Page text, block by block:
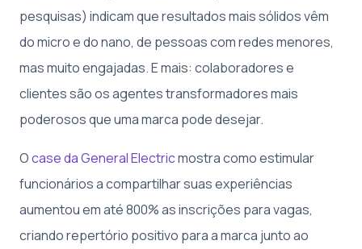
pesquisas) indicam que resultados mais sólidos vêm
do micro e do nano, de pessoas com redes menores,
mas muito engajadas. E mais: colaboradores e
clientes são os agentes transformadores mais
poderosos que uma marca pode desejar.
Ocase da General Electricmostra como estimular
funcionários a compartilhar suas experiências
aumentou em até 800% as inscrições para vagas,
criando repertório positivo para a marca junto ao